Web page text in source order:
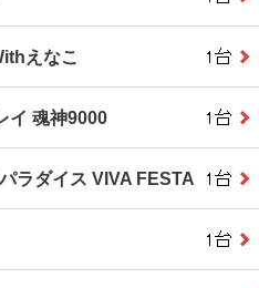
えなこ
イ 魂神9000
ラダイス VIVA FESTA